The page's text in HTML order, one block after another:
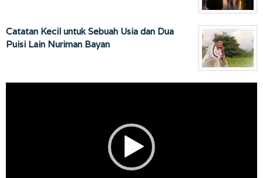
Catatan Kecil untuk Sebuah Usia dan Dua
Puisi Lain Nuriman Bayan